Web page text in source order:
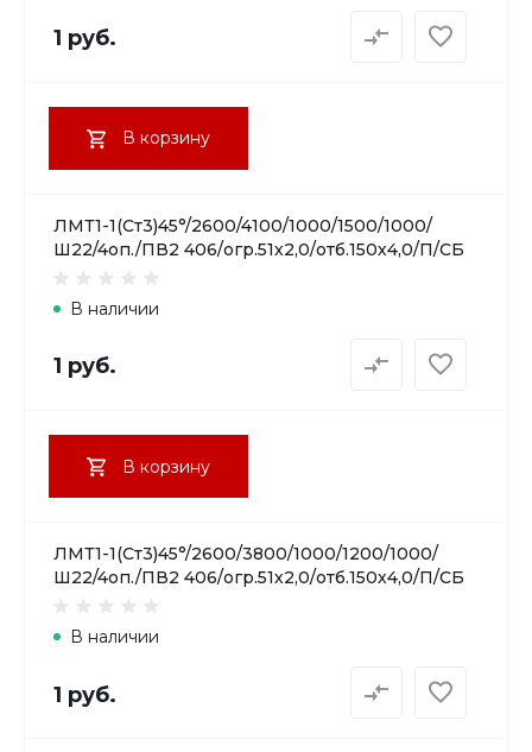
1 руб.
В корзину
ЛМТ1-1(Ст3)45°/2600/4100/1000/1500/1000/
Ш22/4оп./ПВ2 406/огр.51х2,0/отб.150х4,0/П/СБ
В наличии
1 руб.
В корзину
ЛМТ1-1(Ст3)45°/2600/3800/1000/1200/1000/
Ш22/4оп./ПВ2 406/огр.51х2,0/отб.150х4,0/П/СБ
В наличии
1 руб.